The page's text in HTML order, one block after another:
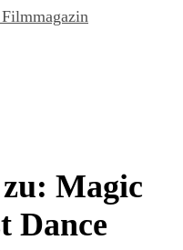
Magic
Dance